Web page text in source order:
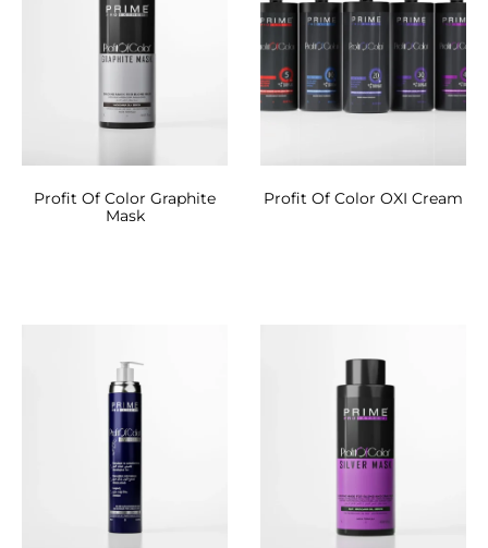
Profit Of Color Graphite
Mask
Profit Of Color OXI Cream